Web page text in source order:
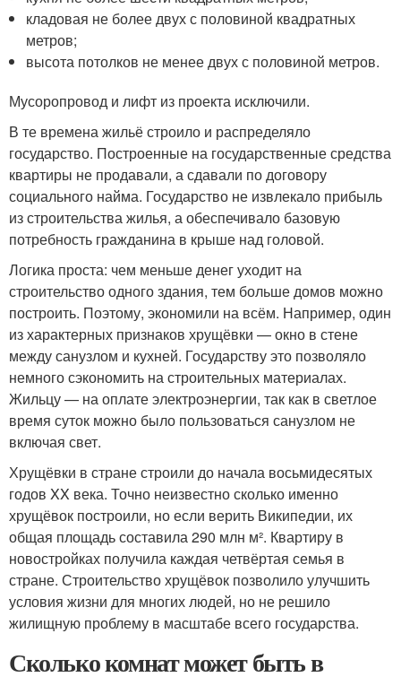
кладовая не более двух с половиной квадратных
метров;
высота потолков не менее двух с половиной метров.
Мусоропровод и лифт из проекта исключили.
В те времена жильё строило и распределяло
государство. Построенные на государственные средства
квартиры не продавали, а сдавали по договору
социального найма. Государство не извлекало прибыль
из строительства жилья, а обеспечивало базовую
потребность гражданина в крыше над головой.
Логика проста: чем меньше денег уходит на
строительство одного здания, тем больше домов можно
построить. Поэтому, экономили на всём. Например, один
из характерных признаков хрущёвки — окно в стене
между санузлом и кухней. Государству это позволяло
немного сэкономить на строительных материалах.
Жильцу — на оплате электроэнергии, так как в светлое
время суток можно было пользоваться санузлом не
включая свет.
Хрущёвки в стране строили до начала восьмидесятых
годов XX века. Точно неизвестно сколько именно
хрущёвок построили, но если верить Википедии, их
общая площадь составила 290 млн м². Квартиру в
новостройках получила каждая четвёртая семья в
стране. Строительство хрущёвок позволило улучшить
условия жизни для многих людей, но не решило
жилищную проблему в масштабе всего государства.
Сколько комнат может быть в